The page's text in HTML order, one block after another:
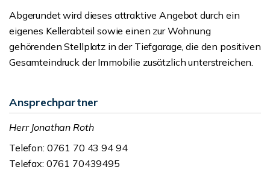
Abgerundet wird dieses attraktive Angebot durch ein
eigenes Kellerabteil sowie einen zur Wohnung
gehörenden Stellplatz in der Tiefgarage, die den positiven
Gesamteindruck der Immobilie zusätzlich unterstreichen.
Ansprechpartner
Herr Jonathan Roth
Telefon: 0761 70 43 94 94
Telefax: 0761 70439495